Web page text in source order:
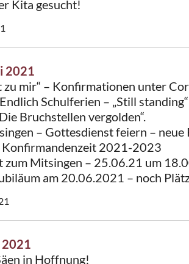
Kita gesucht!
2021
zu mir“ – Konfirmationen unter
Schulferien – „Still
Bruchstellen vergolden“.
– Gottesdienst feiern – neue
Konfirmandenzeit 2021-2023
zum Mitsingen – 25.06.21 um
am 20.06.2021 – noch
in Hoffnung!